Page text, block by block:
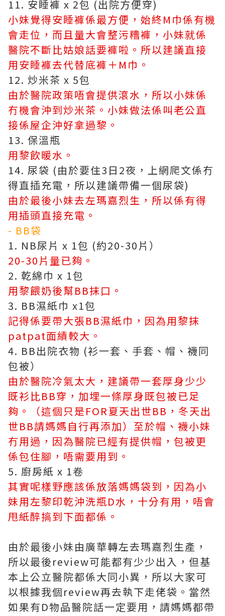
11. 安睡褲 x 2包 (出院方便穿)
小妹覺得安睡褲係最方便，始終M巾係有機
會走位，而且量大會整污糟褲，小妹就係
醫院不斷比姑娘話要褲啦。所以建議直接
用安睡褲去代替底褲＋M巾。
12. 炒米茶 x 5包
由於醫院政策唔會提供滾水，所以小妹係
冇機會沖到炒米茶。小妹做法係叫老公直
接係屋企沖好拿過黎。
13. 保溫瓶
用黎飲暖水。
14. 尿袋 (由於要住3日2夜，上網爬文係冇
得直插充電，所以建議帶備一個尿袋)
由於最後小妹去左瑪嘉烈生，所以係有得
用插頭直接充電。
- BB袋
1. NB尿片 x 1包 (約20-30片）
20-30片量已夠。
2. 乾綿巾 x 1包
用黎餵奶後幫BB抹口。
3. BB濕紙巾 x1包
記得係要帶大張BB濕紙巾，因為用黎抹
patpat面績較大。
4. BB出院衣物 (衫一套、手套、帽、襪同
包被）
由於醫院冷氣太大，建議帶一套厚身少少
既衫比BB穿，加埋一條厚身既包被已足
夠。（這個只是FOR夏天出世BB，冬天出
世BB請媽媽自行再添加）至於帽、襪小妹
冇用過，因為醫院已經有提供帽，包被更
係包住腳，唔需要用到。
5. 廚房紙 x 1卷
其實呢樣野應該係放落媽媽袋到，因為小
妹用左黎印乾沖洗瓶D水，十分有用，唔會
甩紙醉搞到下面都係。
由於最後小妹由廣華轉左去瑪嘉烈生產，
所以最後review可能都有少少出入，但基
本上公立醫院都係大同小異，所以大家可
以根據我個review再去執下走佬袋。當然
如果有D物品醫院話一定要用，請媽媽都帶